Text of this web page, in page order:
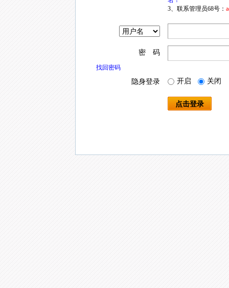
3、联系管理员68号：
密 码
找回密码
隐身登录 开启 关闭
点击登录